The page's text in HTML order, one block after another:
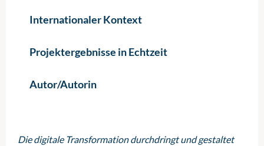
Internationaler Kontext
Projektergebnisse in Echtzeit
Autor/Autorin
Die digitale Transformation durchdringt und gestaltet